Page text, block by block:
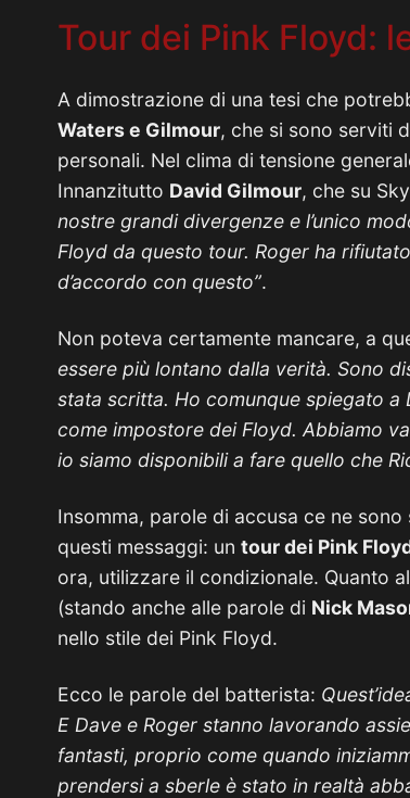
Tour dei Pink Floyd:
A dimostrazione di una tesi che
Waters e Gilmour, che si sono serviti
personali. Nel clima di tensione
Innanzitutto David Gilmour, che su
nostre grandi divergenze e l’unico
Floyd da questo tour. Roger ha
d’accordo con questo”.
Non poteva certamente mancare, a
essere più lontano dalla verità. Sono
stata scritta. Ho comunque spiegato
come impostore dei Floyd. Abbiamo
io siamo disponibili a fare quello che
Insomma, parole di accusa ce ne
questi messaggi: un tour dei Pink
ora, utilizzare il condizionale. Quanto
(stando anche alle parole di Nick
nello stile dei Pink Floyd.
Ecco le parole del batterista:
E Dave e Roger stanno lavorando
fantasti, proprio come quando
prendersi a sberle è stato in realtà